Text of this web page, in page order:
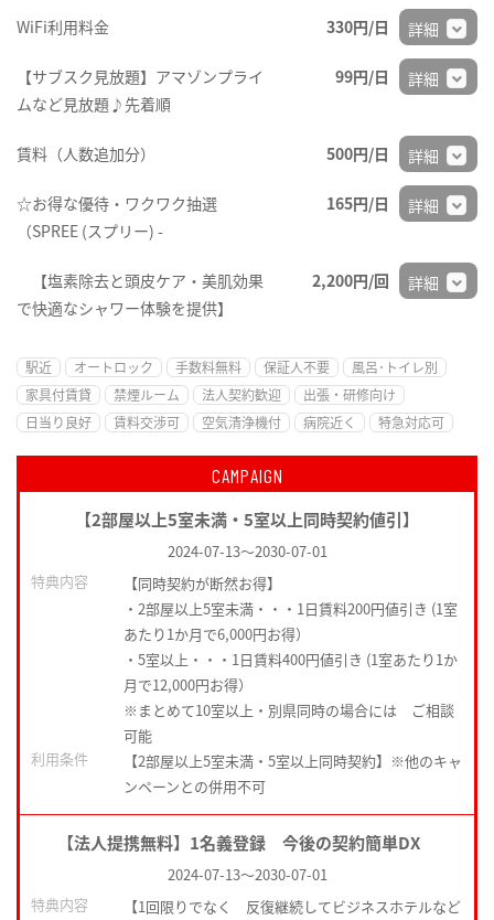
WiFi利用料金 330円/日 詳細
【サブスク見放題】アマゾンプライ
ムなど見放題♪先着順
99円/日 詳細
賃料（人数追加分） 500円/日 詳細
☆お得な優待・ワクワク抽選
（SPREE (スプリー) -
165円/日 詳細
【塩素除去と頭皮ケア・美肌効果
で快適なシャワー体験を提供】
2,200円/回 詳細
駅近 オートロック 手数料無料 保証人不要
風呂･トイレ別
家具付賃貸
禁煙ルーム 法人契約歓迎
出張・研修向け
日当り良好
賃料交渉可 空気清浄機付 病院近く 特急対応可
CAMPAIGN
【2部屋以上5室未満・5室以上同時契約値引】
2024-07-13～2030-07-01
特典内容
【同時契約が断然お得】
・2部屋以上5室未満・・・1日賃料200円値引き (1室
あたり1か月で6,000円お得）
・5室以上・・・1日賃料400円値引き (1室あたり1か
月で12,000円お得）
※まとめて10室以上・別県同時の場合には ご相談
可能
利用条件
【2部屋以上5室未満・5室以上同時契約】※他のキャ
ンペーンとの併用不可
【法人提携無料】1名義登録 今後の契約簡単DX
2024-07-13～2030-07-01
特典内容
【1回限りでなく 反復継続してビジネスホテルなど